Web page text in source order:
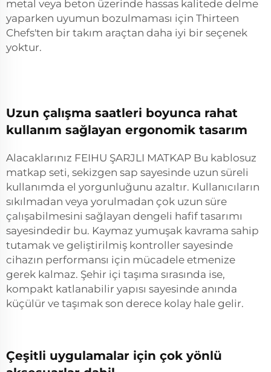
metal veya beton üzerinde hassas kalitede delme
yaparken uyumun bozulmaması için Thirteen
Chefs'ten bir takım araçtan daha iyi bir seçenek
yoktur.
Uzun çalışma saatleri boyunca rahat
kullanım sağlayan ergonomik tasarım
Alacaklarınız FEIHU ŞARJLI MATKAP Bu kablosuz
matkap seti, sekizgen sap sayesinde uzun süreli
kullanımda el yorgunluğunu azaltır. Kullanıcıların
sıkılmadan veya yorulmadan çok uzun süre
çalışabilmesini sağlayan dengeli hafif tasarımı
sayesindedir bu. Kaymaz yumuşak kavrama sahip
tutamak ve geliştirilmiş kontroller sayesinde
cihazın performansı için mücadele etmenize
gerek kalmaz. Şehir içi taşıma sırasında ise,
kompakt katlanabilir yapısı sayesinde anında
küçülür ve taşımak son derece kolay hale gelir.
Çeşitli uygulamalar için çok yönlü